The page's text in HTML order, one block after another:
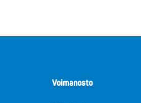
Voimanosto